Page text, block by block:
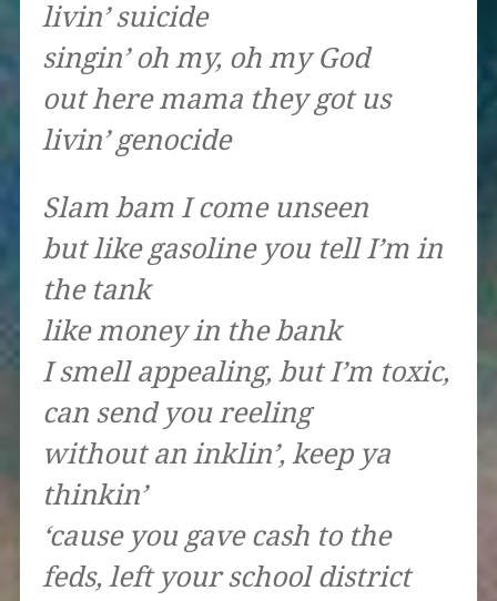
livin’ suicide
singin’ oh my, oh my God
out here mama they got us
livin’ genocide
Slam bam I come unseen
but like gasoline you tell I’m in
the tank
like money in the bank
I smell appealing, but I’m toxic,
can send you reeling
without an inklin’, keep ya
thinkin’
‘cause you gave cash to the
feds, left your school district